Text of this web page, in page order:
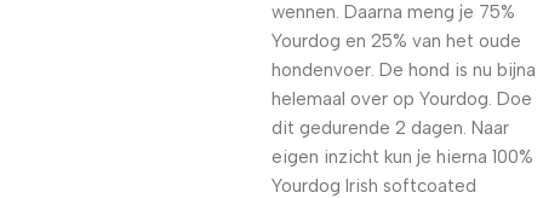
wennen. Daarna meng je 75%
Yourdog en 25% van het oude
hondenvoer. De hond is nu bijna
helemaal over op Yourdog. Doe
dit gedurende 2 dagen. Naar
eigen inzicht kun je hierna 100%
Yourdog Irish softcoated